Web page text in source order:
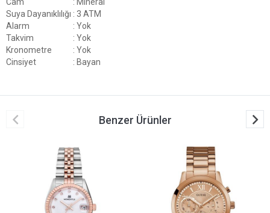
Suya Dayanıklılığı : 3 ATM
Alarm
: Yok
Takvim
: Yok
Kronometre
: Yok
Cinsiyet
: Bayan
Benzer Ürünler